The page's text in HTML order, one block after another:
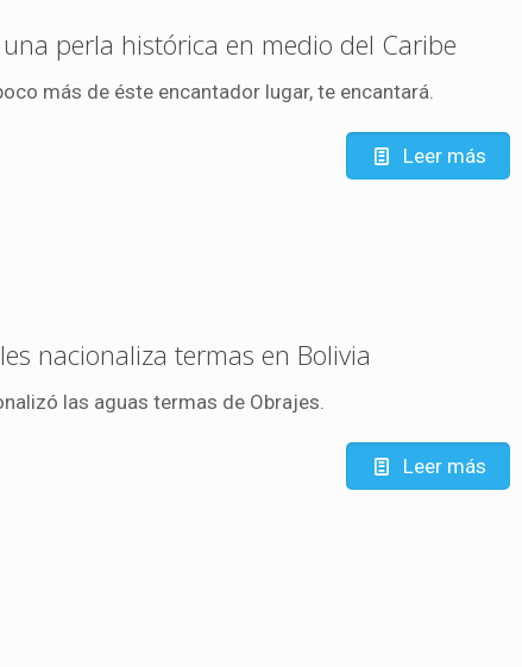
perla histórica en medio del Caribe
más de éste encantador lugar, te encantará.
Leer más
nacionaliza termas en Bolivia
las aguas termas de Obrajes.
Leer más